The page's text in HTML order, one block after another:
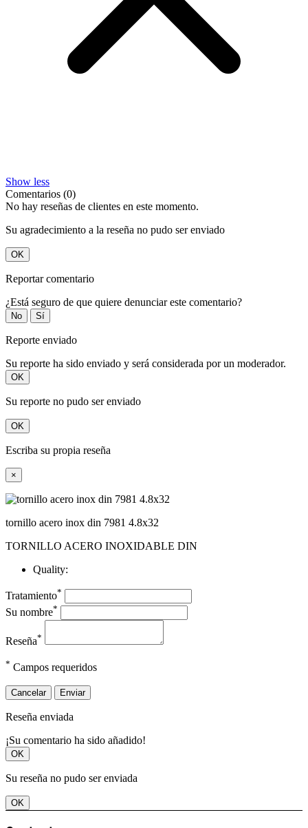
Show less
Comentarios (0)
No hay reseñas de clientes en este momento.
Su agradecimiento a la reseña no pudo ser enviado
OK
Reportar comentario
¿Está seguro de que quiere denunciar este comentario?
No Sí
Reporte enviado
Su reporte ha sido enviado y será considerada por un moderador.
OK
Su reporte no pudo ser enviado
OK
Escriba su propia reseña
×
tornillo acero inox din 7981 4.8x32
TORNILLO ACERO INOXIDABLE DIN
Quality:
Tratamiento*
Su nombre*
Reseña*
* Campos requeridos
Cancelar Enviar
Reseña enviada
¡Su comentario ha sido añadido!
OK
Su reseña no pudo ser enviada
OK